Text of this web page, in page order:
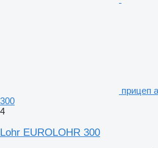
прицеп
300
4
Lohr EUROLOHR 300